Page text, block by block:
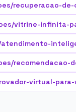
recuperacao-
vitrine-infinita-
recomendacao-
virtual-para-